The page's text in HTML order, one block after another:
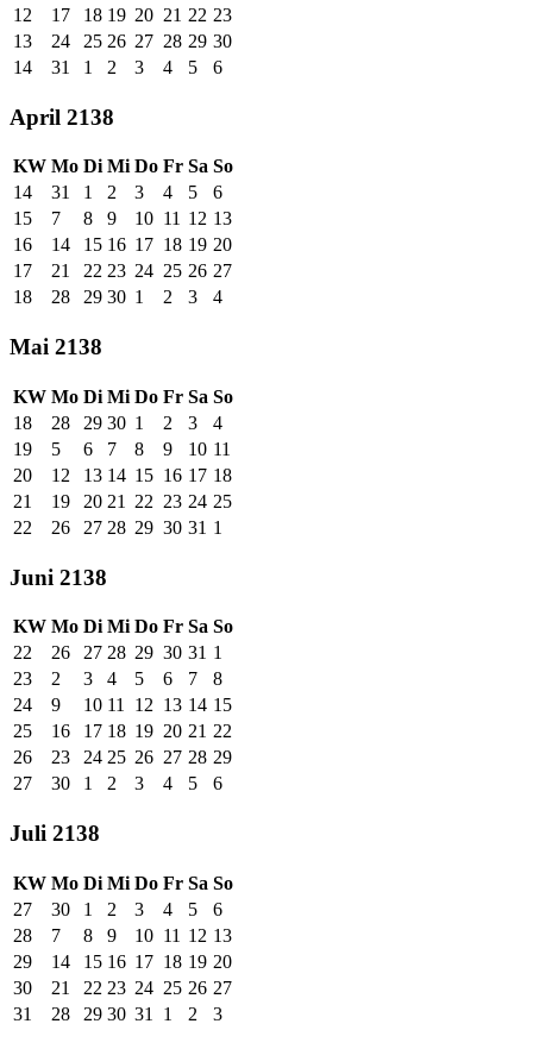
12
17 18 19 20 21 22 23
13
24 25 26 27 28 29 30
14
31 1 2 3 4 5 6
April 2138
KW Mo Di Mi Do Fr Sa So
14
31 1 2 3 4 5
6
15
7 8 9 10 11 12 13
16
14 15 16 17 18 19 20
17
21 22 23 24 25 26 27
18
28 29 30 1 2 3 4
Mai 2138
KW Mo Di Mi Do Fr Sa So
18
28 29 30 1 2 3
4
19
5 6 7 8 9 10 11
20
12 13 14 15 16 17 18
21
19 20 21 22 23 24 25
22
26 27 28 29 30 31 1
Juni 2138
KW Mo Di Mi Do Fr Sa So
22
26 27 28 29 30 31 1
23
2 3 4 5 6 7
8
24
9 10 11 12 13 14 15
25
16 17 18 19 20 21 22
26
23 24 25 26 27 28 29
27
30 1 2 3 4 5 6
Juli 2138
KW Mo Di Mi Do Fr Sa So
27
30 1 2 3 4 5
6
28
7 8 9 10 11 12 13
29
14 15 16 17 18 19 20
30
21 22 23 24 25 26 27
31
28 29 30 31 1 2 3